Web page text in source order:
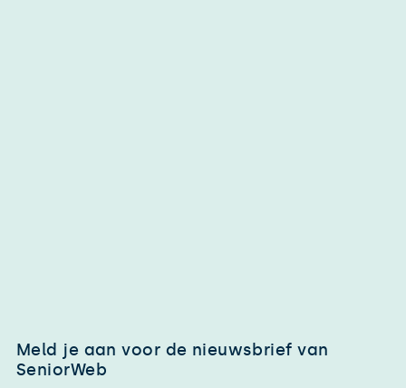
Meld je aan voor de nieuwsbrief van
SeniorWeb